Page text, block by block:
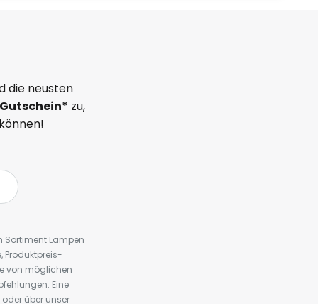
die neusten
zu,
Sortiment Lampen
Produktpreis-
von möglichen
Eine
über unser